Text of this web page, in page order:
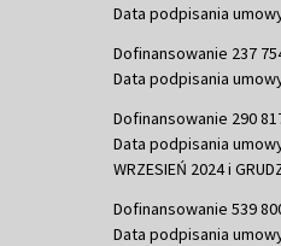
Data podpisania
Dofinansowanie 237
Data podpisania
Dofinansowanie 290
Data podpisania
WRZESIEŃ 2024 i
Dofinansowanie 539
Data podpisania